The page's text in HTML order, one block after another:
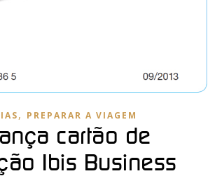
, PREPARAR A VIAGEM
cartão de
Ibis Business